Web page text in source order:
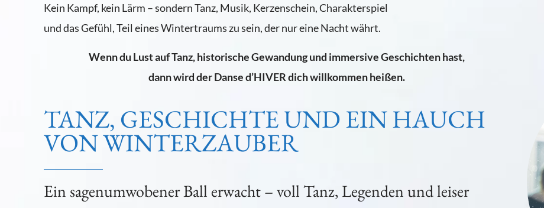
Kein Kampf, kein Lärm – sondern Tanz, Musik, Kerzenschein, Charakterspiel
und das Gefühl, Teil eines Wintertraums zu sein, der nur eine Nacht währt.
Wenn du Lust auf Tanz, historische Gewandung und immersive Geschichten hast,
dann wird der Danse d’HIVER dich willkommen heißen.
TANZ, GESCHICHTE UND EIN HAUCH
VON WINTERZAUBER
Ein sagenumwobener Ball erwacht – voll Tanz, Legenden und leiser